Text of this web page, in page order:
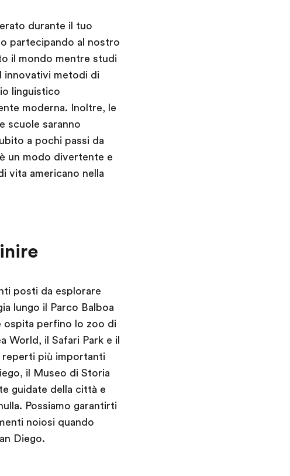
durante il tuo
partecipando al nostro
il mondo mentre studi
innovativi metodi di
linguistico
moderna. Inoltre, le
scuole saranno
a pochi passi da
un modo divertente e
vita americano nella
posti da esplorare
lungo il Parco Balboa
ospita perfino lo zoo di
World, il Safari Park e il
più importanti
il Museo di Storia
guidate della città e
Possiamo garantirti
noiosi quando
Diego.